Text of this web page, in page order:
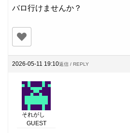
バロ行けませんか？
2026-05-11 19:10返信 / REPLY
それがし
GUEST